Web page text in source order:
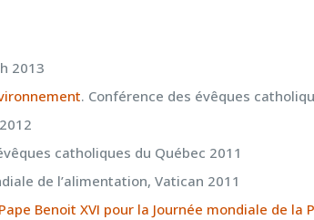
2013
. Conférence des évêques
catholiques du Québec 2011
de l’alimentation, Vatican 2011
Benoit XVI pour la Journée mondiale de la